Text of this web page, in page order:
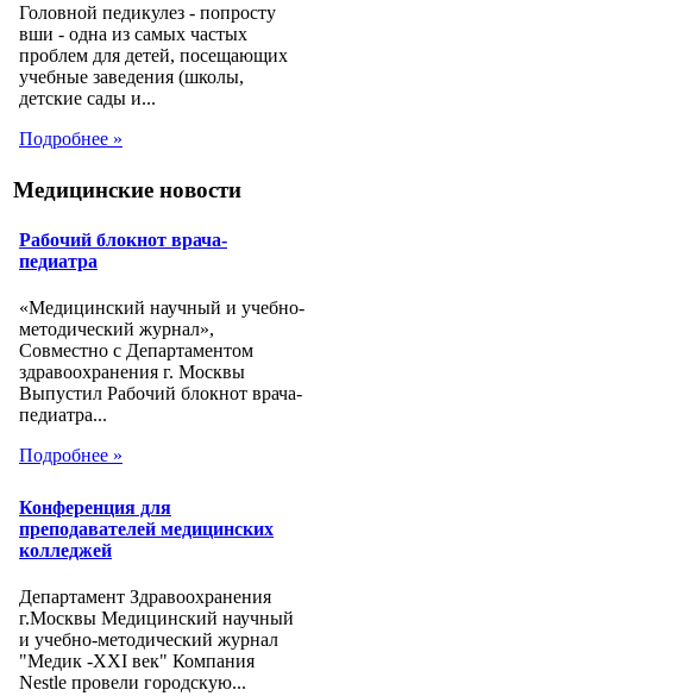
Головной педикулез - попросту
вши - одна из самых частых
проблем для детей, посещающих
учебные заведения (школы,
детские сады и...
Подробнее »
Медицинские новости
Рабочий блокнот врача-
педиатра
«Медицинский научный и учебно-
методический журнал»,
Совместно с Департаментом
здравоохранения г. Москвы
Выпустил Рабочий блокнот врача-
педиатра...
Подробнее »
Конференция для
преподавателей медицинских
колледжей
Департамент Здравоохранения
г.Москвы Медицинский научный
и учебно-методический журнал
"Медик -ХХI век" Компания
Nestle провели городскую...